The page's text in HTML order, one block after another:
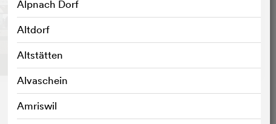
Alpnach Dorf
Altdorf
Altstätten
Alvaschein
Amriswil